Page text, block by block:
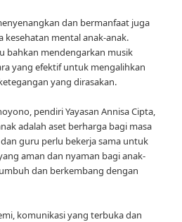
dan bermanfaat juga
mental anak-anak.
bahkan mendengarkan musik
yang efektif untuk mengalihkan
yang dirasakan.
pendiri Yayasan Annisa Cipta,
adalah aset berharga bagi masa
guru perlu bekerja sama untuk
aman dan nyaman bagi anak-
dan berkembang dengan
komunikasi yang terbuka dan